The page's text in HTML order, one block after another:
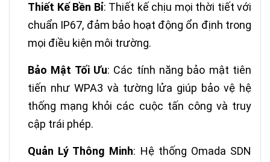
Thiết Kế Bền Bỉ: Thiết kế chịu mọi thời tiết với
chuẩn IP67, đảm bảo hoạt động ổn định trong
mọi điều kiện môi trường.
Bảo Mật Tối Ưu: Các tính năng bảo mật tiên
tiến như WPA3 và tường lửa giúp bảo vệ hệ
thống mạng khỏi các cuộc tấn công và truy
cập trái phép.
Quản Lý Thông Minh: Hệ thống Omada SDN